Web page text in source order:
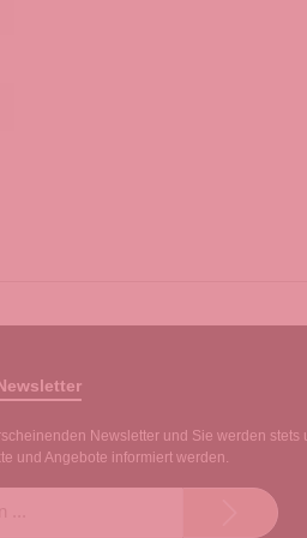
Newsletter und Sie werden stets
und Angebote informiert werden.